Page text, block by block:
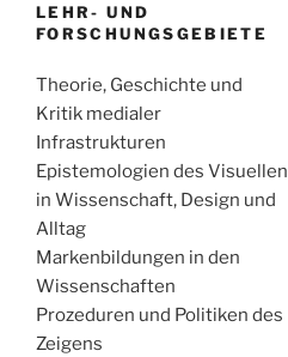
LEHR- UND
FORSCHUNGSGEBIETE
Theorie, Geschichte und
Kritik medialer
Infrastrukturen
Epistemologien des Visuellen
in Wissenschaft, Design und
Alltag
Markenbildungen in den
Wissenschaften
Prozeduren und Politiken des
Zeigens